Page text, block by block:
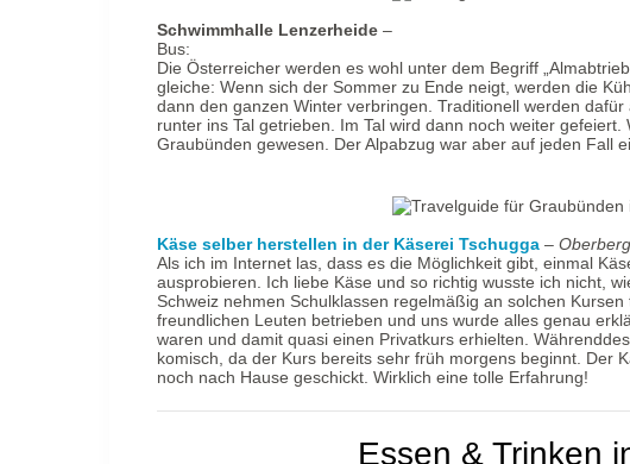
Schwimmhalle Lenzerheide –
Bus:
Die Österreicher werden es wohl unter dem Begriff
gleiche: Wenn sich der Sommer zu Ende neigt, werden die
dann den ganzen Winter verbringen. Traditionell werden
runter ins Tal getrieben. Im Tal wird dann noch weiter
Graubünden gewesen. Der Alpabzug war aber auf jeden Fall
Käse selber herstellen in der Käserei Tschugga –
Als ich im Internet las, dass es die Möglichkeit gibt, einmal
ausprobieren. Ich liebe Käse und so richtig wusste ich nicht,
Schweiz nehmen Schulklassen regelmäßig an solchen
freundlichen Leuten betrieben und uns wurde alles genau
waren und damit quasi einen Privatkurs erhielten.
komisch, da der Kurs bereits sehr früh morgens beginnt. Der
noch nach Hause geschickt. Wirklich eine tolle Erfahrung!
Essen & Trinken